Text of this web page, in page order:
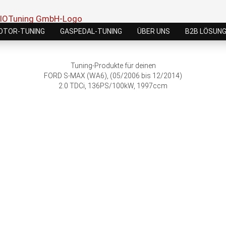
TUNING GASPEDAL-TUNING ÜBER UNS B2B
Tuning-Produkte für deinen
FORD S-MAX (WA6), (05/2006 bis 12/2014)
2.0 TDCi, 136PS/100kW, 1997ccm